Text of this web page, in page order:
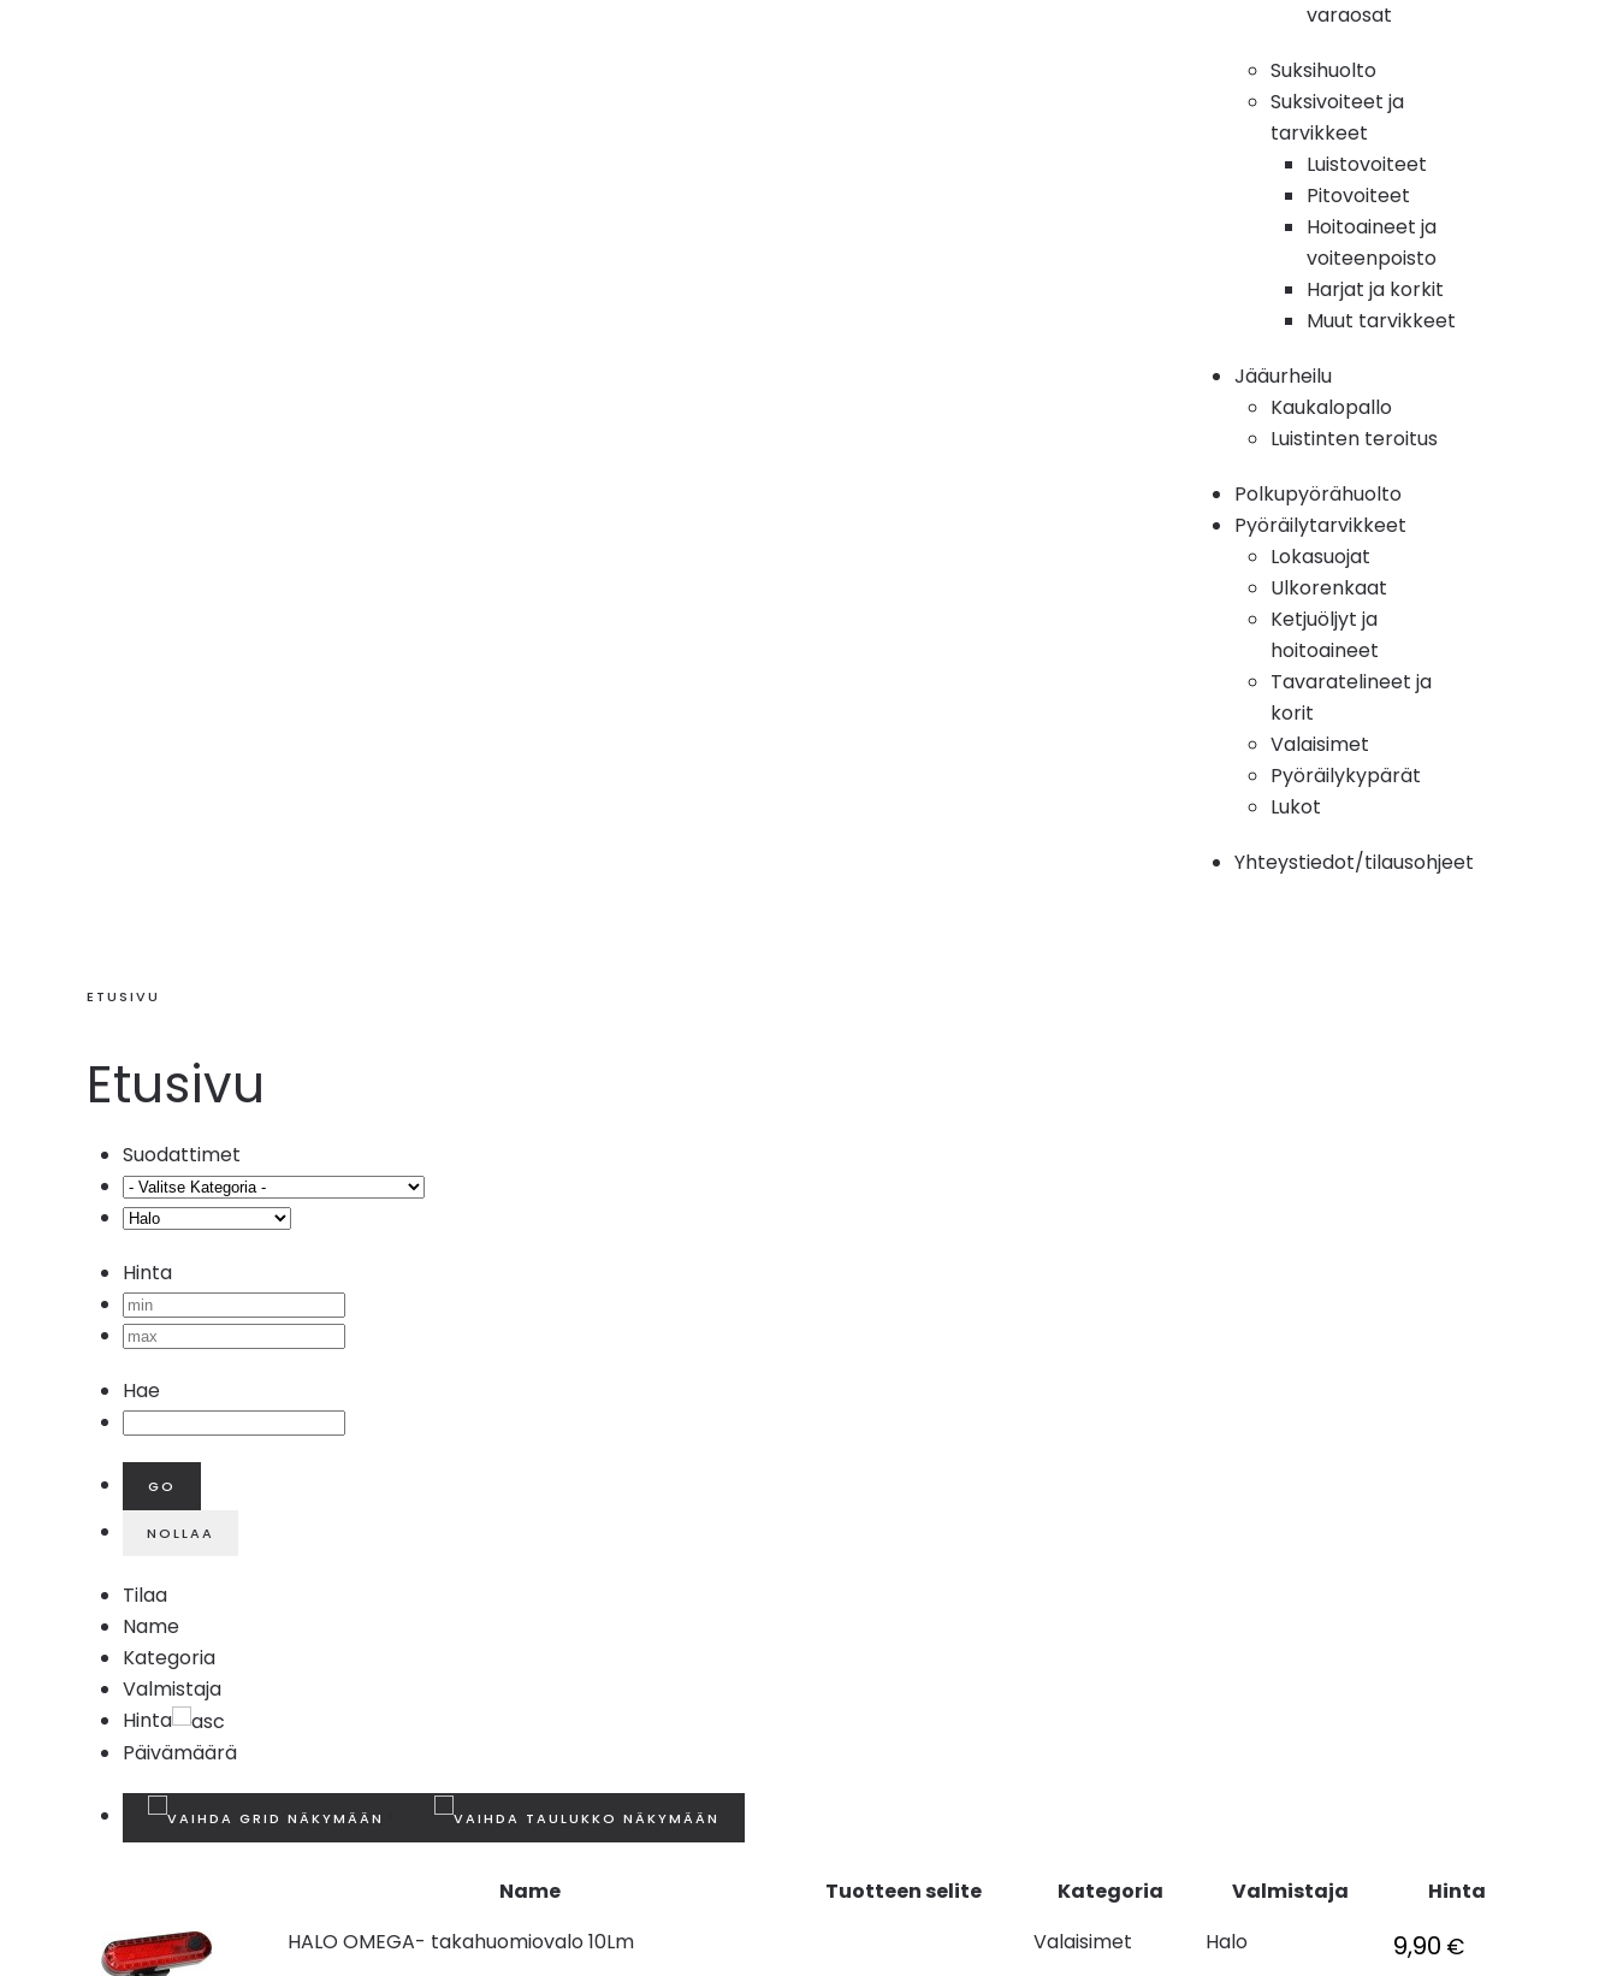
varaosat
Suksihuolto
Suksivoiteet ja
tarvikkeet
Luistovoiteet
Pitovoiteet
Hoitoaineet ja
voiteenpoisto
Harjat ja korkit
Muut tarvikkeet
Jääurheilu
Kaukalopallo
Luistinten teroitus
Polkupyörähuolto
Pyöräilytarvikkeet
Lokasuojat
Ulkorenkaat
Ketjuöljyt ja
hoitoaineet
Tavaratelineet ja
korit
Valaisimet
Pyöräilykypärät
Lukot
Yhteystiedot/tilausohjeet
ETUSIVU
Etusivu
Suodattimet
Hinta
Hae
Tilaa
Name
Kategoria
Valmistaja
Hinta
Päivämäärä
Name Tuotteen selite Kategoria Valmistaja
Hinta
HALO OMEGA- takahuomiovalo 10Lm
Valaisimet Halo 9,90 €